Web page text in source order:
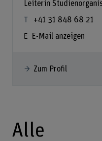
Leiterin
+41 31 848 68 21
E-Mail anzeigen
Zum Profil
Alle